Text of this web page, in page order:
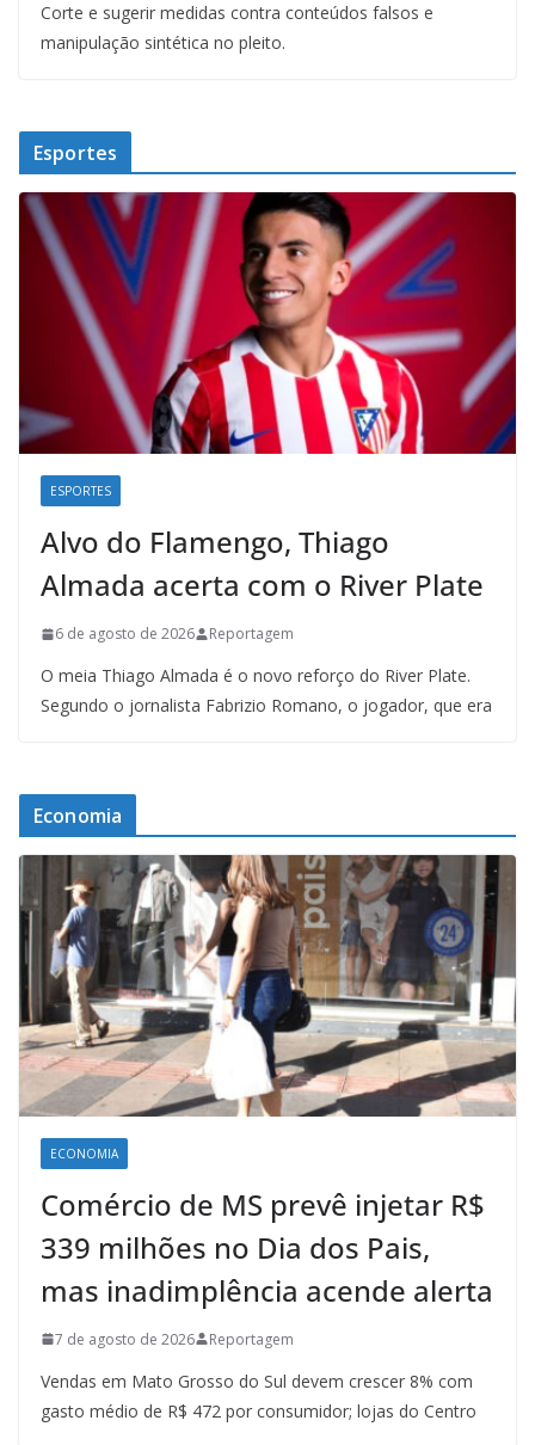
Corte e sugerir medidas contra conteúdos falsos e
manipulação sintética no pleito.
Esportes
ESPORTES
Alvo do Flamengo, Thiago
Almada acerta com o River Plate
6 de agosto de 2026 Reportagem
O meia Thiago Almada é o novo reforço do River Plate.
Segundo o jornalista Fabrizio Romano, o jogador, que era
Economia
ECONOMIA
Comércio de MS prevê injetar R$
339 milhões no Dia dos Pais,
mas inadimplência acende alerta
7 de agosto de 2026 Reportagem
Vendas em Mato Grosso do Sul devem crescer 8% com
gasto médio de R$ 472 por consumidor; lojas do Centro